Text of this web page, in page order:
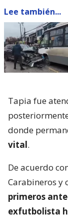
Lee también...
Tapia fue
donde
vital.
De acuerdo
Carabineros y
primeros
exfutbolista